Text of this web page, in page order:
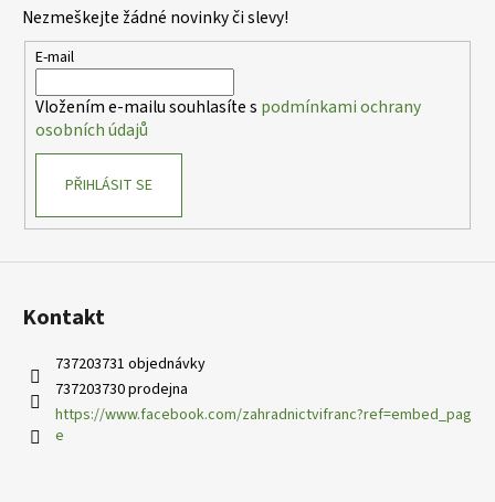
Nezmeškejte žádné novinky či slevy!
E-mail
Vložením e-mailu souhlasíte s podmínkami ochrany
osobních údajů
PŘIHLÁSIT SE
Kontakt
737203731 objednávky
737203730 prodejna
https://www.facebook.com/zahradnictvifranc?ref=embed_pag
e